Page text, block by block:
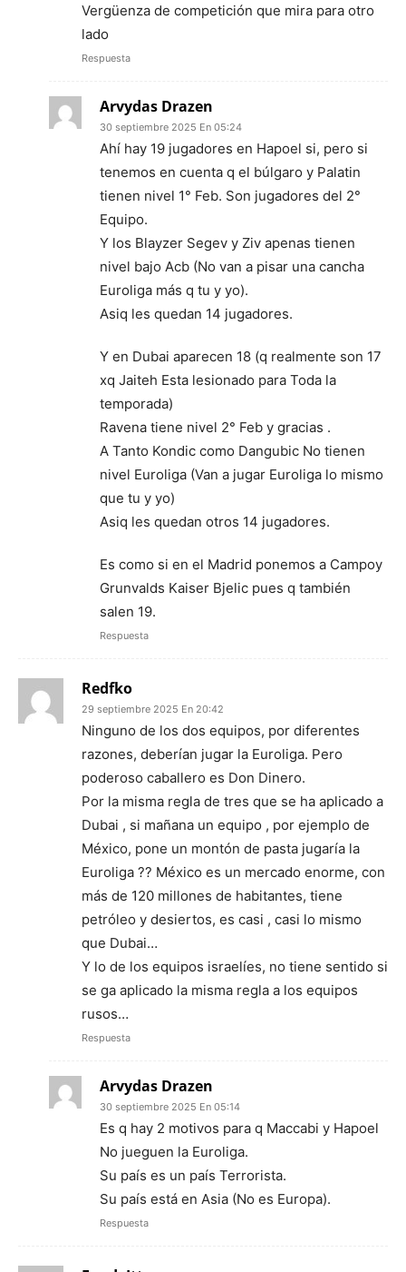
Vergüenza de competición que mira para otro
lado
Respuesta
Arvydas Drazen
30 septiembre 2025 En 05:24
Ahí hay 19 jugadores en Hapoel si, pero si
tenemos en cuenta q el búlgaro y Palatin
tienen nivel 1° Feb. Son jugadores del 2°
Equipo.
Y los Blayzer Segev y Ziv apenas tienen
nivel bajo Acb (No van a pisar una cancha
Euroliga más q tu y yo).
Asiq les quedan 14 jugadores.
Y en Dubai aparecen 18 (q realmente son 17
xq Jaiteh Esta lesionado para Toda la
temporada)
Ravena tiene nivel 2° Feb y gracias .
A Tanto Kondic como Dangubic No tienen
nivel Euroliga (Van a jugar Euroliga lo mismo
que tu y yo)
Asiq les quedan otros 14 jugadores.
Es como si en el Madrid ponemos a Campoy
Grunvalds Kaiser Bjelic pues q también
salen 19.
Respuesta
Redfko
29 septiembre 2025 En 20:42
Ninguno de los dos equipos, por diferentes
razones, deberían jugar la Euroliga. Pero
poderoso caballero es Don Dinero.
Por la misma regla de tres que se ha aplicado a
Dubai , si mañana un equipo , por ejemplo de
México, pone un montón de pasta jugaría la
Euroliga ?? México es un mercado enorme, con
más de 120 millones de habitantes, tiene
petróleo y desiertos, es casi , casi lo mismo
que Dubai…
Y lo de los equipos israelíes, no tiene sentido si
se ga aplicado la misma regla a los equipos
rusos…
Respuesta
Arvydas Drazen
30 septiembre 2025 En 05:14
Es q hay 2 motivos para q Maccabi y Hapoel
No jueguen la Euroliga.
Su país es un país Terrorista.
Su país está en Asia (No es Europa).
Respuesta